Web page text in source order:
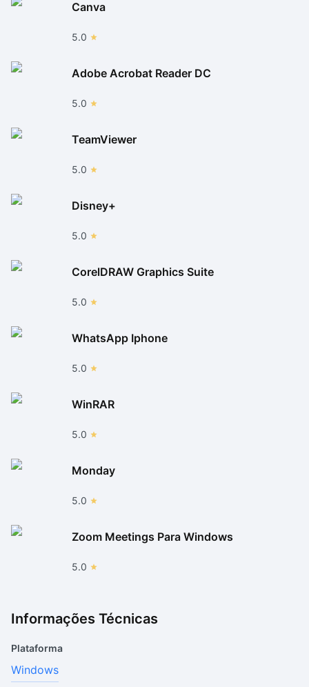
Canva
5.0
Adobe Acrobat Reader DC
5.0
TeamViewer
5.0
Disney+
5.0
CorelDRAW Graphics Suite
5.0
WhatsApp Iphone
5.0
WinRAR
5.0
Monday
5.0
Zoom Meetings Para Windows
5.0
Informações Técnicas
Plataforma
Windows